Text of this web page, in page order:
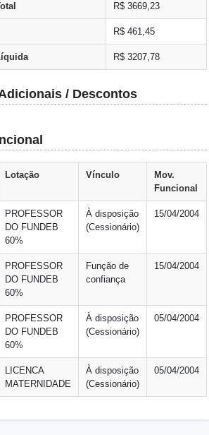
R$ 3669,23
R$ 461,45
R$ 3207,78
/ Descontos
Lotação Vínculo
Mov.
Funcional
PROFESSOR
DO FUNDEB
60%
À disposição
(Cessionário)
15/04/2004
PROFESSOR
DO FUNDEB
60%
Função de
confiança
15/04/2004
PROFESSOR
DO FUNDEB
60%
À disposição
(Cessionário)
05/04/2004
LICENCA
MATERNIDADE
À disposição
(Cessionário)
05/04/2004